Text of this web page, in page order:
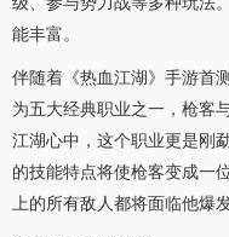
能丰富。
伴随着《热血江湖》手游首
为五大经典职业之一，枪客
江湖心中，这个职业更是刚
的技能特点将使枪客变成一
上的所有敌人都将面临他爆